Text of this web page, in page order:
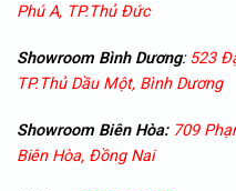
Phú A, TP.Thủ Đức
Showroom Bình Dương:523
TP.Thủ Dầu Một, Bình Dương
Showroom Biên Hòa: 709
Biên Hòa, Đồng Nai